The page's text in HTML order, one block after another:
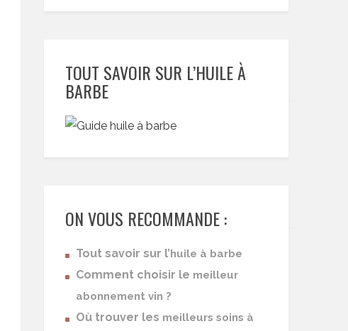
TOUT SAVOIR SUR L’HUILE À
BARBE
ON VOUS RECOMMANDE :
Tout savoir sur l’huile à barbe
Comment choisir le meilleur
abonnement vin ?
Où trouver les meilleurs soins à